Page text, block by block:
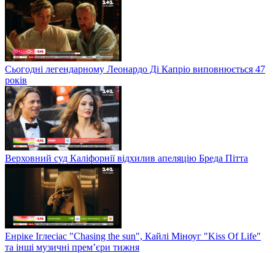
Сьогодні легендарному Леонардо Ді Капріо виповнюється 47
років
Верховний суд Каліфорнії відхилив апеляцію Бреда Пітта
Енріке Іглесіас "Chasing the sun", Кайлі Міноуг "Kiss Of Life"
та інші музичні прем’єри тижня